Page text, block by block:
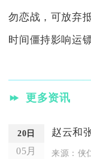
勿恋战，可放弃
时间僵持影响运
更多资讯
20日
05月 来源：侠